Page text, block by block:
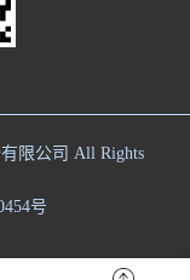
限公司 All Rights
号